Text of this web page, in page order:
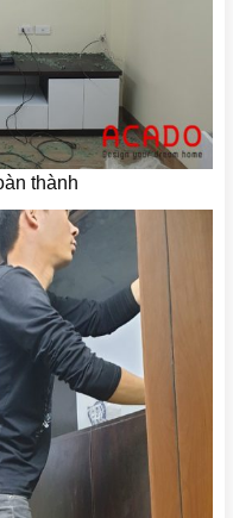
thành